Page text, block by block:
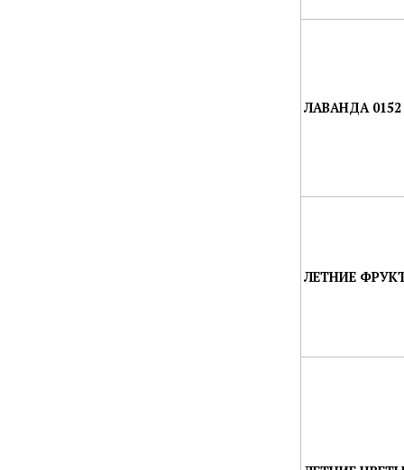
ЛАВАНДА 0152
ЛЕТНИЕ